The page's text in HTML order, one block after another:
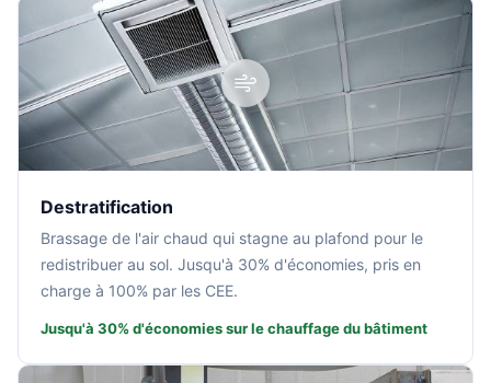
Destratification
Brassage de l'air chaud qui stagne au plafond pour le
redistribuer au sol. Jusqu'à 30% d'économies, pris en
charge à 100% par les CEE.
Jusqu'à 30% d'économies sur le chauffage du bâtiment